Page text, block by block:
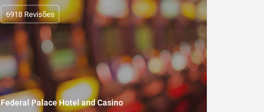
Federal Palace Hotel and Casino
6918 Revisões